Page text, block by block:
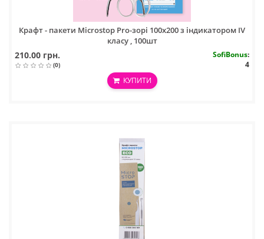
Крафт - пакети Microstop Pro-зорі 100х200 з індикатором IV
класу , 100шт
210.00 грн.
(0)
SofiBonus:
4
КУПИТИ